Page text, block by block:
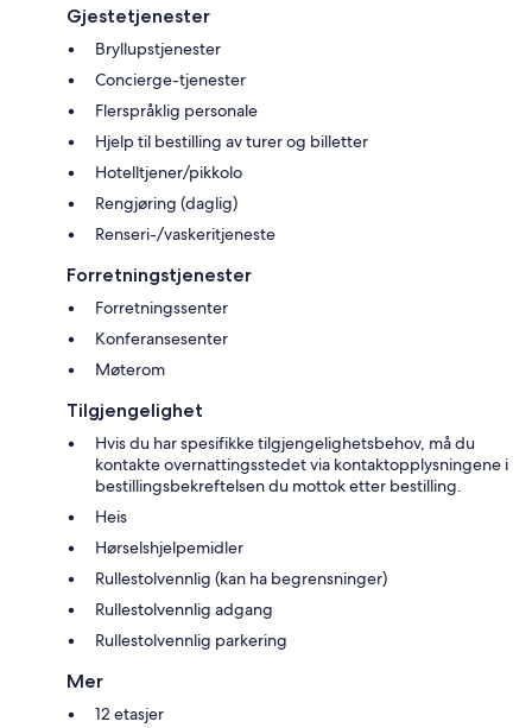
Gjestetjenester
Bryllupstjenester
Concierge-tjenester
Flerspråklig personale
Hjelp til bestilling av turer og billetter
Hotelltjener/pikkolo
Rengjøring (daglig)
Renseri-/vaskeritjeneste
Forretningstjenester
Forretningssenter
Konferansesenter
Møterom
Tilgjengelighet
Hvis du har spesifikke tilgjengelighetsbehov, må du
kontakte overnattingsstedet via kontaktopplysningene i
bestillingsbekreftelsen du mottok etter bestilling.
Heis
Hørselshjelpemidler
Rullestolvennlig (kan ha begrensninger)
Rullestolvennlig adgang
Rullestolvennlig parkering
Mer
12 etasjer